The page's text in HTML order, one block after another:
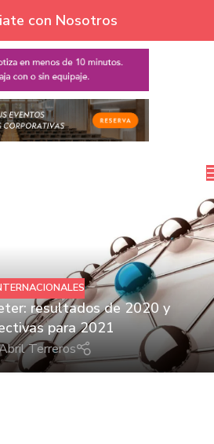
con Nosotros
resultados de 2020 y
para 2021
Terreros